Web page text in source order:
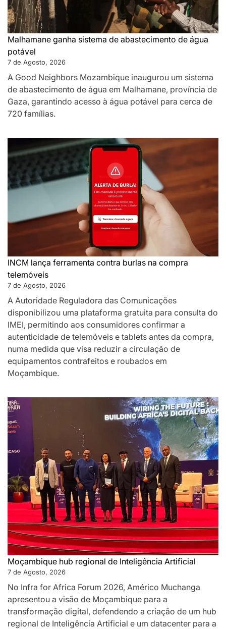
Malhamane ganha sistema de abastecimento de água
potável
7 de Agosto, 2026
A Good Neighbors Mozambique inaugurou um sistema
de abastecimento de água em Malhamane, província de
Gaza, garantindo acesso à água potável para cerca de
720 famílias.
INCM lança ferramenta contra burlas na compra
telemóveis
7 de Agosto, 2026
A Autoridade Reguladora das Comunicações
disponibilizou uma plataforma gratuita para consulta do
IMEI, permitindo aos consumidores confirmar a
autenticidade de telemóveis e tablets antes da compra,
numa medida que visa reduzir a circulação de
equipamentos contrafeitos e roubados em
Moçambique.
Moçambique hub regional de Inteligência Artificial
7 de Agosto, 2026
No Infra for Africa Forum 2026, Américo Muchanga
apresentou a visão de Moçambique para a
transformação digital, defendendo a criação de um hub
regional de Inteligência Artificial e um datacenter para a